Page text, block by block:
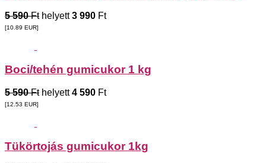
5 590 Fthelyett3 990 Ft
[10.89 EUR]
Boci/tehén gumicukor 1 kg
5 590 Fthelyett4 590 Ft
[12.53 EUR]
Tükörtojás gumicukor 1kg